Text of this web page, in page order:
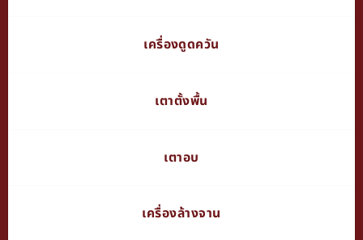
เครื่องดูดควัน
เตาตั้งพื้น
เตาอบ
เครื่องล้างจาน